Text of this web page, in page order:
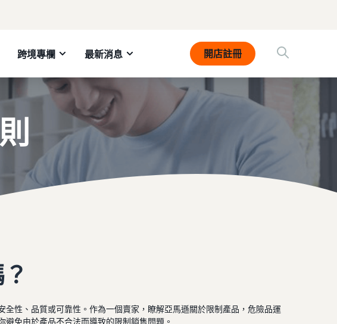
跨境專欄 最新消息 開店註冊
性、品質或可靠性。作為一個賣家，瞭解亞馬遜關於限制產品，危險品運
免由於產品不合法而導致的限制銷售問題。